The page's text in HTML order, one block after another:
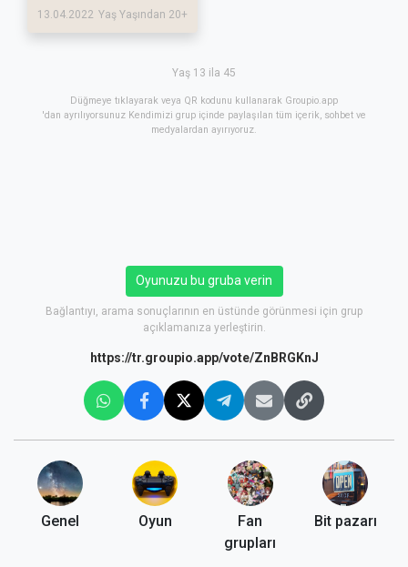
13.04.2022 Yaş Yaşından 20+
Yaş 13 ila 45
Düğmeye tıklayarak veya QR kodunu kullanarak Groupio.app
'dan ayrılıyorsunuz Kendimizi grup içinde paylaşılan tüm içerik, sohbet ve
medyalardan ayırıyoruz.
Oyunuzu bu gruba verin
Bağlantıyı, arama sonuçlarının en üstünde görünmesi için grup
açıklamanıza yerleştirin.
https://tr.groupio.app/vote/ZnBRGKnJ
Genel Oyun
Fan
grupları
Bit pazarı